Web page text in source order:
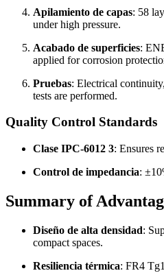
Apilamiento de capas: 58
under high pressure.
Acabado de superficies:
applied for corrosion
Pruebas: Electrical continuity
tests are performed.
Quality Control Standards
Clase IPC-6012 3: Ensures
Control de impedancia:
Summary of
Diseño de alta densidad:
compact spaces.
Resiliencia térmica: FR4